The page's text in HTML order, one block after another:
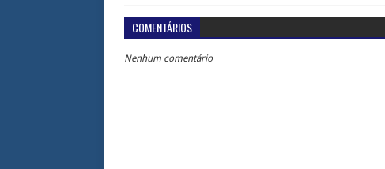
COMENTÁRIOS
Nenhum comentário